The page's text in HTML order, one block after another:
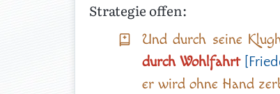
Strategie offen:
Und durch seine
durch Wohlfahrt
er wird ohne Hand